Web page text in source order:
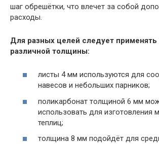
шаг обрешётки, что влечет за собой
расходы.
Для разных целей следует применять
различной толщины:
листы 4 мм используются для
навесов и небольших парников;
поликарбонат толщиной 6 мм
использовать для изготовления
теплиц;
толщина 8 мм подойдёт для